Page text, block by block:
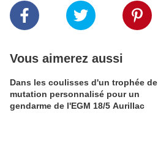
Vous aimerez aussi
Dans les coulisses d'un trophée de
mutation personnalisé pour un
gendarme de l'EGM 18/5 Aurillac